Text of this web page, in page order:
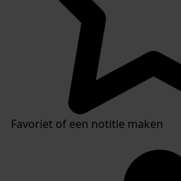
Favoriet of een notitie maken